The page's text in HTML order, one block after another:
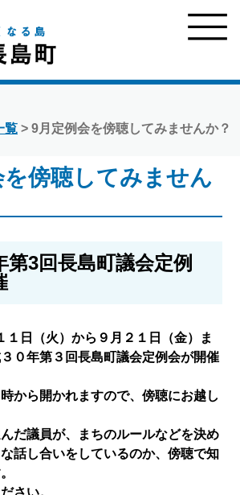
覧 > 9月定例会を傍聴してみませんか？
傍聴してみません
第3回長島町議会定例
１日（火）から９月２１日（金）ま
０年第３回長島町議会定例会が開催
から開かれますので、傍聴にお越し
だ議員が、まちのルールなどを決め
話し合いをしているのか、傍聴で知
さい。